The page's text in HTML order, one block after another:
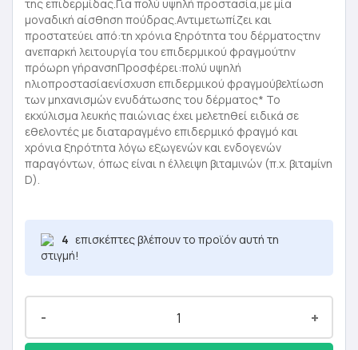
της επιδερμίδας.Για πολύ υψηλή προστασία,με μία
μοναδική αίσθηση πούδρας.Αντιμετωπίζει και
προστατεύει από:τη χρόνια ξηρότητα του δέρματοςτην
ανεπαρκή λειτουργία του επιδερμικoύ φραγμούτην
πρόωρη γήρανσηΠροσφέρει:πολύ υψηλή
ηλιοπροστασίαενίσχυση επιδερμικού φραγμούβελτίωση
των μηχανισμών ενυδάτωσης του δέρματος* Το
εκχύλισμα λευκής παιώνιας έχει μελετηθεί ειδικά σε
εθελοντές με διαταραγμένο επιδερμικό φραγμό και
χρόνια ξηρότητα λόγω εξωγενών και ενδογενών
παραγόντων, όπως είναι η έλλειψη βιταμινών (π.χ. βιταμίνη
D).
4 επισκέπτες βλέπουν το προϊόν αυτή τη
στιγμή!
- +